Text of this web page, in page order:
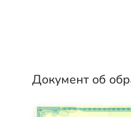
Документ об